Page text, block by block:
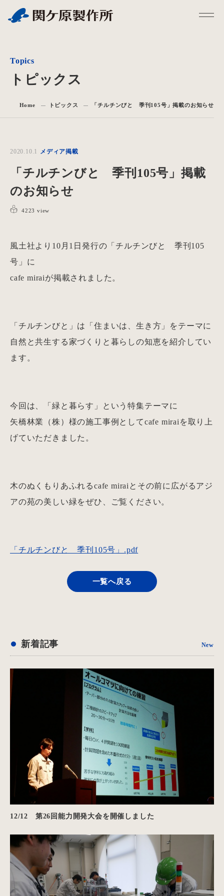
トピックス
Home トピックス 「チルチンびと 季刊105号」掲載のお知らせ
2020.10.1 メディア掲載
「チルチンびと 季刊105号」掲載
のお知らせ
4223 view
風土社より10月1日発行の「チルチンびと 季刊105
号」に
cafe miraiが掲載されました。
「チルチンびと」は「住まいは、生き方」をテーマに
自然と共生する家づくりと暮らしの知恵を紹介してい
ます。
今回は、「緑と暮らす」という特集テーマに
矢橋林業（株）様の施工事例としてcafe miraiを取り上
げていただきました。
木のぬくもりあふれるcafe miraiとその前に広がるアジ
アの苑の美しい緑をぜひ、ご覧ください。
「チルチンびと 季刊105号」.pdf
一覧へ戻る
新着記事
12/12 第26回能力開発大会を開催しました